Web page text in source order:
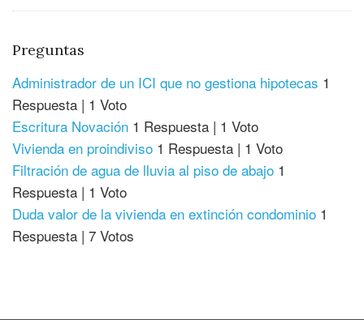
Preguntas
Administrador de un ICI que no gestiona hipotecas 1
Respuesta | 1 Voto
Escritura Novación 1 Respuesta | 1 Voto
Vivienda en proindiviso 1 Respuesta | 1 Voto
Filtración de agua de lluvia al piso de abajo 1
Respuesta | 1 Voto
Duda valor de la vivienda en extinción condominio 1
Respuesta | 7 Votos